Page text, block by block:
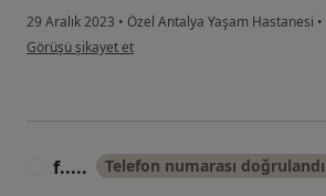
29 Aralık 2023 • Özel Antalya Yaşam Hastanesi •
kullanıcının görüşüne göre to...n
Görüşü şikayet et
f..... Telefon numarası doğrulandı